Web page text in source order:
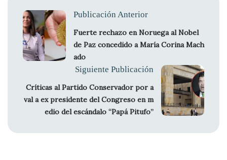
Publicación Anterior
Fuerte rechazo en Noruega al Nobel
de Paz concedido a María Corina Mach
ado
Siguiente Publicación
Críticas al Partido Conservador por a
val a ex presidente del Congreso en m
edio del escándalo “Papá Pitufo”